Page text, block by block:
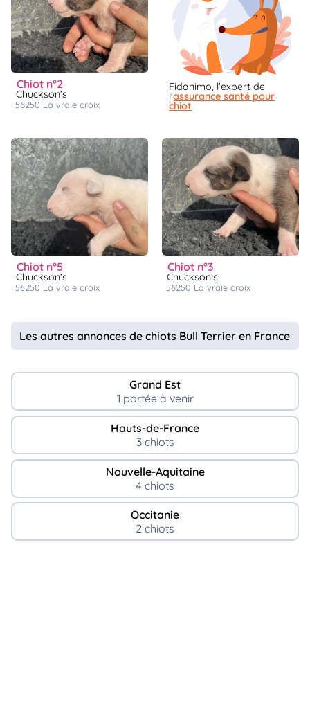
chiot n°2
Chuckson's
56250 la vraie croix
Fidanimo, l'expert de
l'assurance santé pour
chiot
chiot n°5
Chuckson's
56250 la vraie croix
chiot n°3
Chuckson's
56250 la vraie croix
Les autres annonces de chiots Bull Terrier en France
Grand Est
1 portée à venir
Hauts-de-France
3 chiots
Nouvelle-Aquitaine
4 chiots
Occitanie
2 chiots